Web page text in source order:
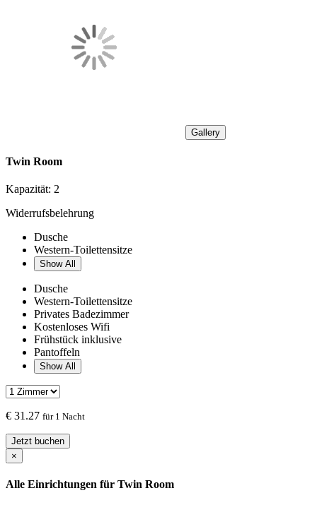
Gallery
Twin Room
Kapazität: 2
Widerrufsbelehrung
Dusche
Western-Toilettensitze
Show All
Dusche
Western-Toilettensitze
Privates Badezimmer
Kostenloses Wifi
Frühstück inklusive
Pantoffeln
Show All
€ 31.27 für 1 Nacht
Jetzt buchen
×
Alle Einrichtungen für Twin Room